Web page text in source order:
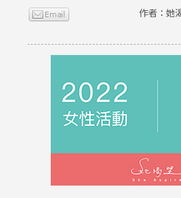
作者：她